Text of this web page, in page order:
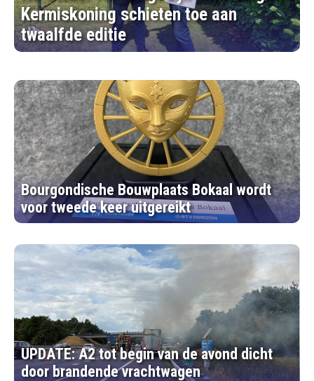
Kermiskoning schieten toe aan
twaalfde editie
Bourgondische Bouwplaats Bokaal wordt
voor tweede keer uitgereikt
UPDATE: A2 tot begin van de avond dicht
door brandende vrachtwagen